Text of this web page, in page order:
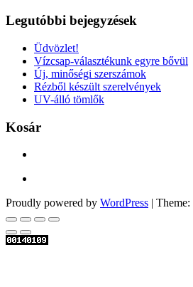
Legutóbbi bejegyzések
Üdvözlet!
Vízcsap-választékunk egyre bővül
Új, minőségi szerszámok
Rézből készült szerelvények
UV-álló tömlők
Kosár
Proudly powered by WordPress | Theme: